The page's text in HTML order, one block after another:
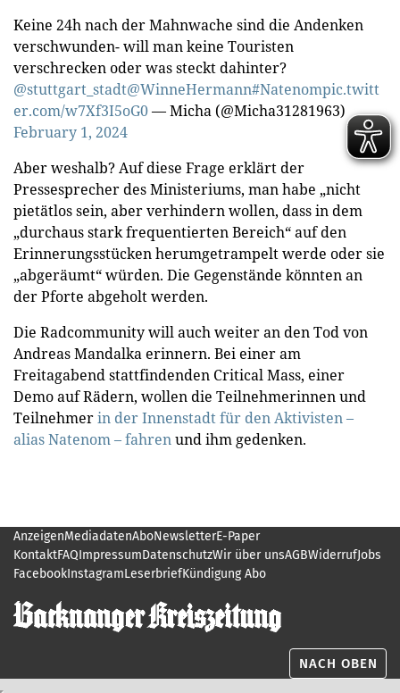
Keine 24h nach der Mahnwache sind die Andenken
verschwunden- will man keine Touristen
verschrecken oder was steckt dahinter?
@stuttgart_stadt@WinneHermann#Natenompic.twitt
er.com/w7Xf3I5oG0— Micha (@Micha31281963)
February 1, 2024
Aber weshalb? Auf diese Frage erklärt der
Pressesprecher des Ministeriums, man habe „nicht
pietätlos sein, aber verhindern wollen, dass in dem
„durchaus stark frequentierten Bereich“ auf den
Erinnerungsstücken herumgetrampelt werde oder sie
„abgeräumt“ würden. Die Gegenstände könnten an
der Pforte abgeholt werden.
Die Radcommunity will auch weiter an den Tod von
Andreas Mandalka erinnern. Bei einer am
Freitagabend stattfindenden Critical Mass, einer
Demo auf Rädern, wollen die Teilnehmerinnen und
Teilnehmerin der Innenstadt für den Aktivisten –
alias Natenom – fahrenund ihm gedenken.
AnzeigenMediadatenAboNewsletterE-Paper
KontaktFAQImpressumDatenschutzWir über unsAGBWiderrufJobs
FacebookInstagramLeserbriefKündigung Abo
NACH OBEN